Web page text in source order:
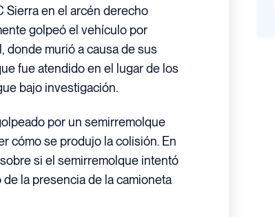
Sierra en el arcén derecho
golpeó el vehículo por
donde murió a causa de sus
fue atendido en el lugar de los
bajo investigación.
por un semirremolque
cómo se produjo la colisión. En
si el semirremolque intentó
la presencia de la camioneta